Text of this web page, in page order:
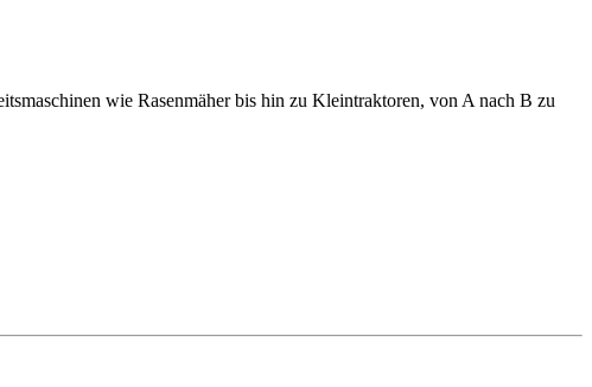
wie Rasenmäher bis hin zu Kleintraktoren, von A nach B zu